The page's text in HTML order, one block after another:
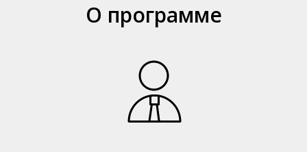
О программе